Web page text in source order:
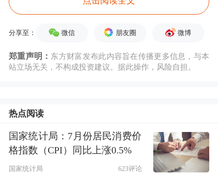
域看，中国香港市场投资余额占保险机
构境外投资余额的51%，是险资机构进
中，险资机构对港股市场的投资主要通
金融、能源、电信等行业板块。有63%
中国保险行业协会数据显示，今年以
来，险资举牌19次，涉及15家上市公
分享至： 微信 朋友圈 微博
郑重声明： 东方财富发布此内容旨在传播更多信息，与本
站立场无关，不构成投资建议。据此操作，风险自担。
热点阅读
国家统计局：7月份居民消费价
格指数（CPI）同比上涨0.5%
国家统计局 623评论